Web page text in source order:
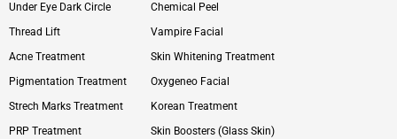
Under Eye Dark Circle
Thread Lift
Acne Treatment
Pigmentation Treatment
Strech Marks Treatment
PRP Treatment
Chemical Peel
Vampire Facial
Skin Whitening Treatment
Oxygeneo Facial
Korean Treatment
Skin Boosters (Glass Skin)